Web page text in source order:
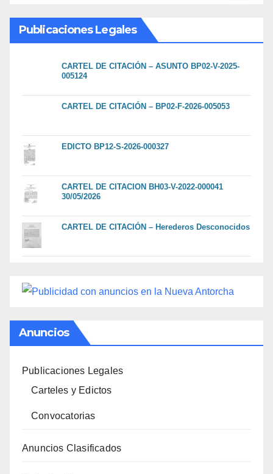
Publicaciones Legales
CARTEL DE CITACIÓN – ASUNTO BP02-V-2025-
005124
CARTEL DE CITACIÓN – BP02-F-2026-005053
EDICTO BP12-S-2026-000327
CARTEL DE CITACION BH03-V-2022-000041
30/05/2026
CARTEL DE CITACIÓN – Herederos Desconocidos
Anuncios
Publicaciones Legales
Carteles y Edictos
Convocatorias
Anuncios Clasificados